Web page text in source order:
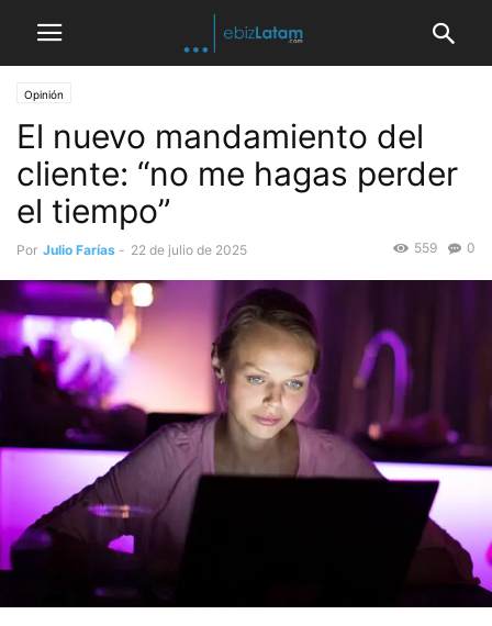
Opinión
El nuevo mandamiento del
cliente: “no me hagas perder
el tiempo”
Por Julio Farías - 22 de julio de 2025 0
559